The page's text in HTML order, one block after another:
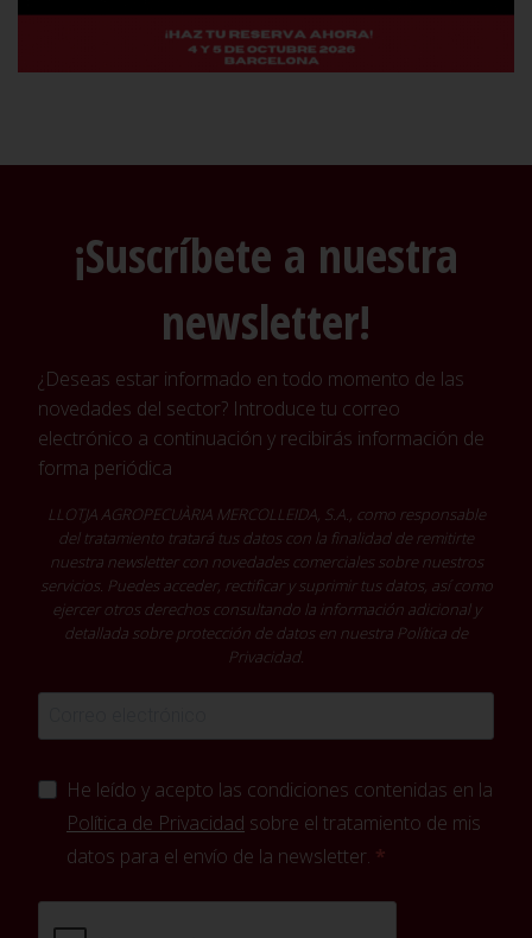
¡Suscríbete a nuestra
newsletter!
¿Deseas estar informado en todo momento de las
novedades del sector? Introduce tu correo
electrónico a continuación y recibirás información de
forma periódica
LLOTJA AGROPECUÀRIA MERCOLLEIDA, S.A., como responsable
del tratamiento tratará tus datos con la finalidad de remitirte
nuestra newsletter con novedades comerciales sobre nuestros
servicios. Puedes acceder, rectificar y suprimir tus datos, así como
ejercer otros derechos consultando la información adicional y
detallada sobre protección de datos en nuestra Política de
Privacidad.
He leído y acepto las condiciones contenidas en la
Política de Privacidad sobre el tratamiento de mis
datos para el envío de la newsletter.